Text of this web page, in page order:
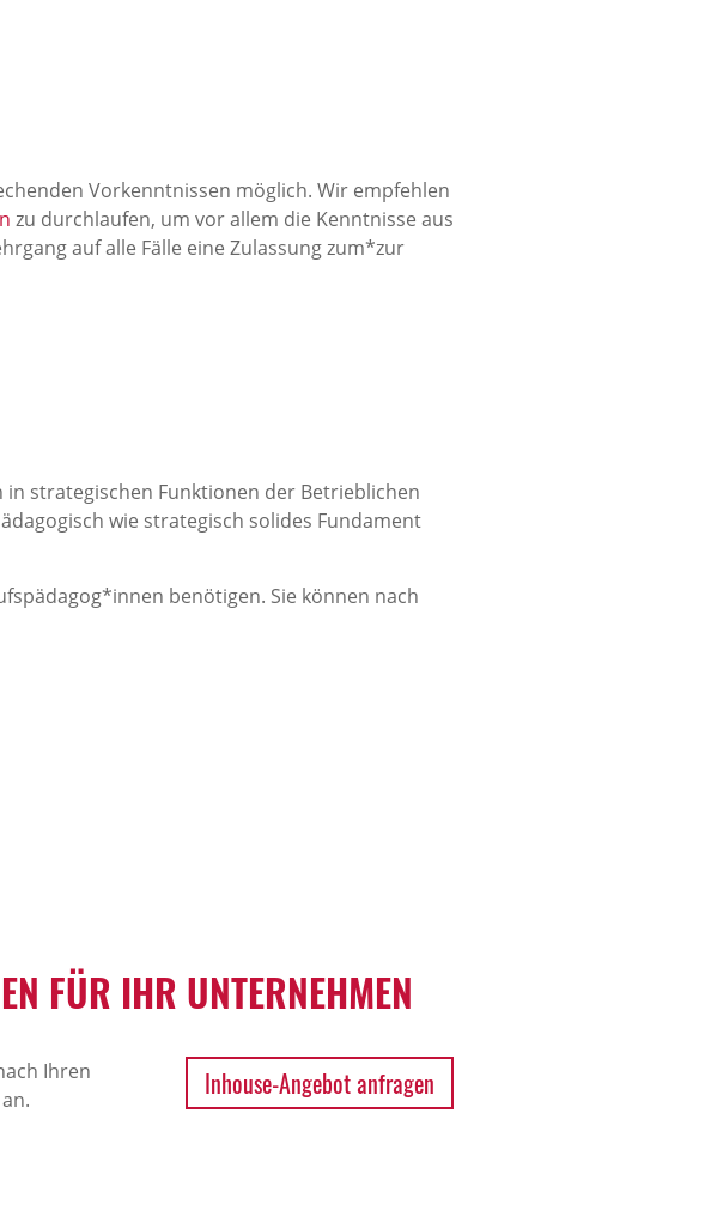
Vorkenntnissen möglich. Wir empfehlen
zu durchlaufen, um vor allem die Kenntnisse aus
auf alle Fälle eine Zulassung zum*zur
strategischen Funktionen der Betrieblichen
wie strategisch solides Fundament
benötigen. Sie können nach
FÜR IHR UNTERNEHMEN
Ihren
Inhouse-Angebot anfragen